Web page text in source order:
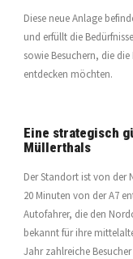
Diese neue Anlage
und erfüllt die
sowie Besuchern, die
entdecken möchten.
Eine strategisch
Müllerthals
Der Standort ist von der
20 Minuten von der A7
Autofahrer, die den
bekannt für ihre
Jahr zahlreiche